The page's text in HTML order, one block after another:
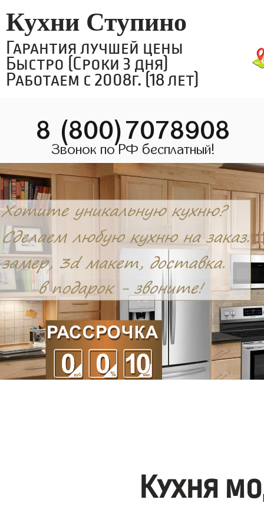
Кухни Ступино
Гарантия лучшей цены
Быстро (Сроки 3 дня)
Работаем с 2008г. (18 лет)
8 (800)7078908
Звонок по РФ бесплатный!
Кухня